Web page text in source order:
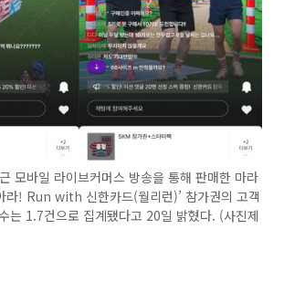
모바일 라이브커머스 방송을 통해 판매한 마라
라! Run with 신한카드(월리런)’ 참가권의 고객
는 1.7건으로 집계됐다고 20일 밝혔다. (사진제